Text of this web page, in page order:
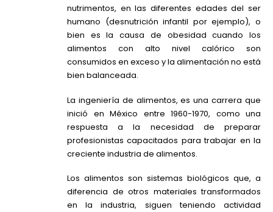
nutrimentos, en las diferentes edades del ser
humano (desnutrición infantil por ejemplo), o
bien es la causa de obesidad cuando los
alimentos con alto nivel calórico son
consumidos en exceso y la alimentación no está
bien balanceada.
La ingeniería de alimentos, es una carrera que
inició en México entre 1960-1970, como una
respuesta a la necesidad de preparar
profesionistas capacitados para trabajar en la
creciente industria de alimentos.
Los alimentos son sistemas biológicos que, a
diferencia de otros materiales transformados
en la industria, siguen teniendo actividad